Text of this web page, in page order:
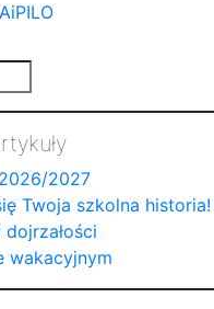
2027
Twoja szkolna historia!
wakacyjnym